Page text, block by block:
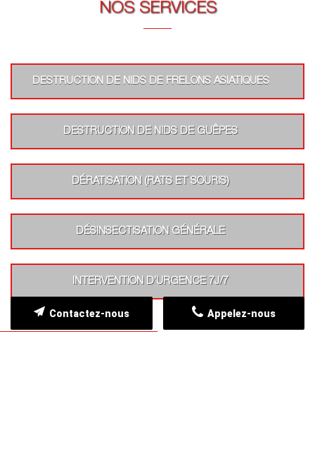
NOS SERVICES
DESTRUCTION DE NIDS DE FRELONS ASIATIQUES
DESTRUCTION DE NIDS DE GUÊPES
DÉRATISATION (RATS ET SOURIS)
DÉSINSECTISATION GÉNÉRALE
INTERVENTION D’URGENCE 7J/7
Appelez-nous
Contactez-nous